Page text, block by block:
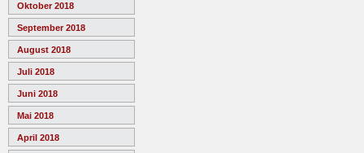
Oktober 2018
September 2018
August 2018
Juli 2018
Juni 2018
Mai 2018
April 2018